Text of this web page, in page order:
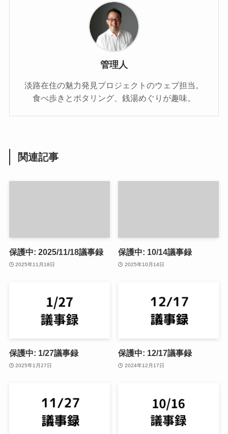
管理人
淡路在住の魅力発見プロジェクトのウェブ担当。
食べ歩きとポタリング、銭湯めぐりが趣味。
関連記事
保護中: 2025/11/18議事録
2025年11月18日
保護中: 10/14議事録
2025年10月14日
保護中: 1/27議事録
2025年1月27日
保護中: 12/17議事録
2024年12月17日